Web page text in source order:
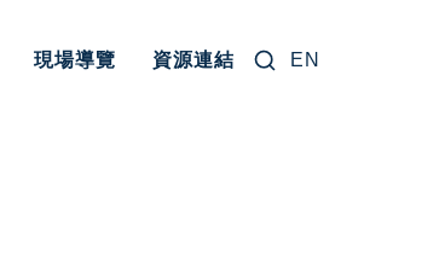
現場導覽 資源連結 EN